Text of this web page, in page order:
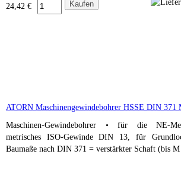
24,42 €
ATORN Maschinengewindebohrer HSSE DIN
Maschinen-Gewindebohrer • für die NE-
metrisches ISO-Gewinde DIN 13, für
Baumaße nach DIN 371 = verstärkter Schaft (bis